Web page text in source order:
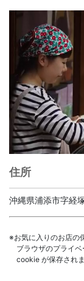
住所
沖縄県浦添市字経
※お気に入りのお店の
ブラウザのプライ
cookie が保存され